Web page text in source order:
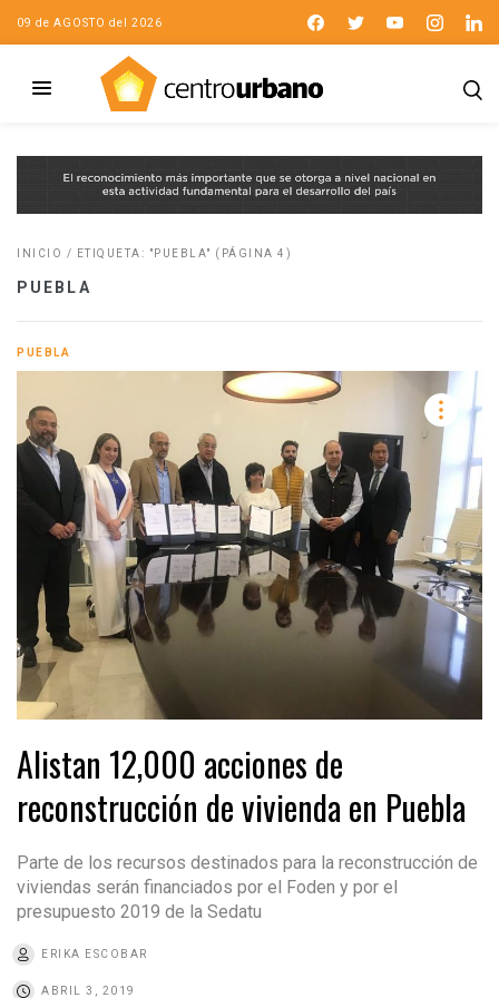
09 de AGOSTO del 2026
INICIO / ETIQUETA: "PUEBLA" (PÁGINA 4)
PUEBLA
PUEBLA
Alistan 12,000 acciones de
reconstrucción de vivienda en Puebla
Parte de los recursos destinados para la reconstrucción de
viviendas serán financiados por el Foden y por el
presupuesto 2019 de la Sedatu
ERIKA ESCOBAR
ABRIL 3, 2019